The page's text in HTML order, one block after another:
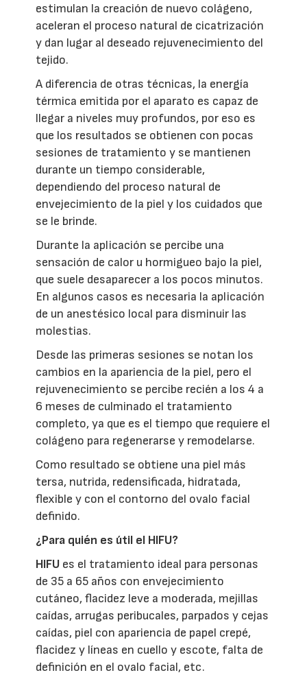
estimulan la creación de nuevo colágeno,
aceleran el proceso natural de cicatrización
y dan lugar al deseado rejuvenecimiento del
tejido.
A diferencia de otras técnicas, la energía
térmica emitida por el aparato es capaz de
llegar a niveles muy profundos, por eso es
que los resultados se obtienen con pocas
sesiones de tratamiento y se mantienen
durante un tiempo considerable,
dependiendo del proceso natural de
envejecimiento de la piel y los cuidados que
se le brinde.
Durante la aplicación se percibe una
sensación de calor u hormigueo bajo la piel,
que suele desaparecer a los pocos minutos.
En algunos casos es necesaria la aplicación
de un anestésico local para disminuir las
molestias.
Desde las primeras sesiones se notan los
cambios en la apariencia de la piel, pero el
rejuvenecimiento se percibe recién a los 4 a
6 meses de culminado el tratamiento
completo, ya que es el tiempo que requiere el
colágeno para regenerarse y remodelarse.
Como resultado se obtiene una piel más
tersa, nutrida, redensificada, hidratada,
flexible y con el contorno del ovalo facial
definido.
¿Para quién es útil el HIFU?
HIFU es el tratamiento ideal para personas
de 35 a 65 años con envejecimiento
cutáneo, flacidez leve a moderada, mejillas
caídas, arrugas peribucales, parpados y cejas
caídas, piel con apariencia de papel crepé,
flacidez y líneas en cuello y escote, falta de
definición en el ovalo facial, etc.